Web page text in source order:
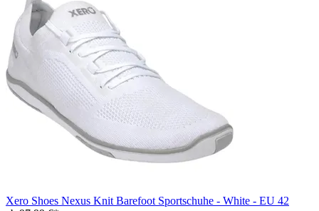
Xero Shoes Nexus Knit Barefoot Sportschuhe - White - EU 42